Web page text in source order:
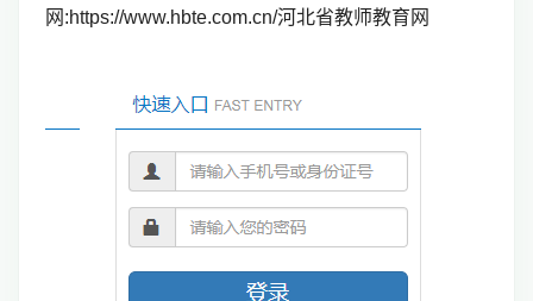
网:https://www.hbte.com.cn/河北省教师教育网